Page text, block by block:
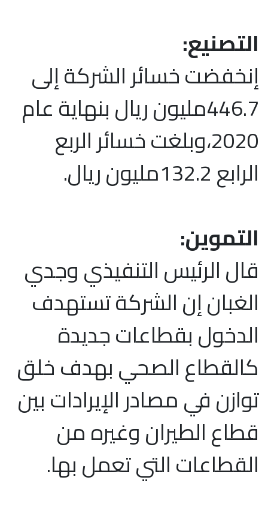
التصنيع:
إنخفضت خسائر الشركة إلى
446.7مليون ريال بنهاية عام
2020،وبلغت خسائر الربع
الرابع 132.2مليون ريال.
التموين:
قال الرئيس التنفيذي وجدي
الغبان إن الشركة تستهدف
الدخول بقطاعات جديدة
كالقطاع الصحي بهدف خلق
توازن في مصادر الإيرادات بين
قطاع الطيران وغيره من
القطاعات التي تعمل بها.